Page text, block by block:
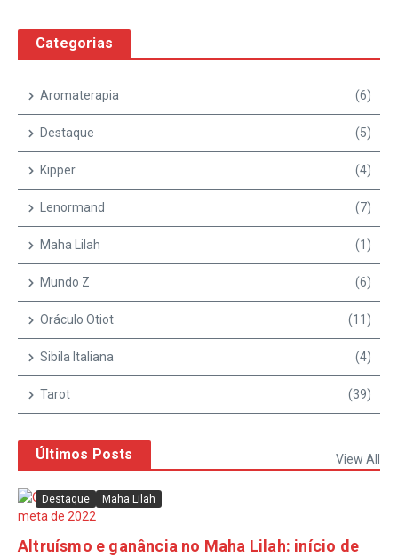
Categorias
Aromaterapia (6)
Destaque (5)
Kipper (4)
Lenormand (7)
Maha Lilah (1)
Mundo Z (6)
Oráculo Otiot (11)
Sibila Italiana (4)
Tarot (39)
Últimos Posts View All
Destaque Maha Lilah
Altruísmo e ganância no Maha Lilah: início de